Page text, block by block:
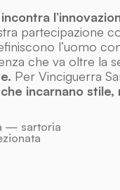
partecipazione
l’uomo
che va oltre la
Per Vinciguerra
incarnano stile,